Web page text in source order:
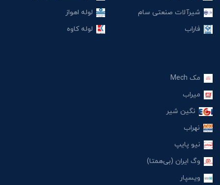
شیرآلات صنعتی سام
فاراب
لوله اهواز
لوله کاوه
مک Mech
میراب
نگین شیر
نهراب
نیو پایپ
وگ ایران (بی‌همتا)
ویسپار